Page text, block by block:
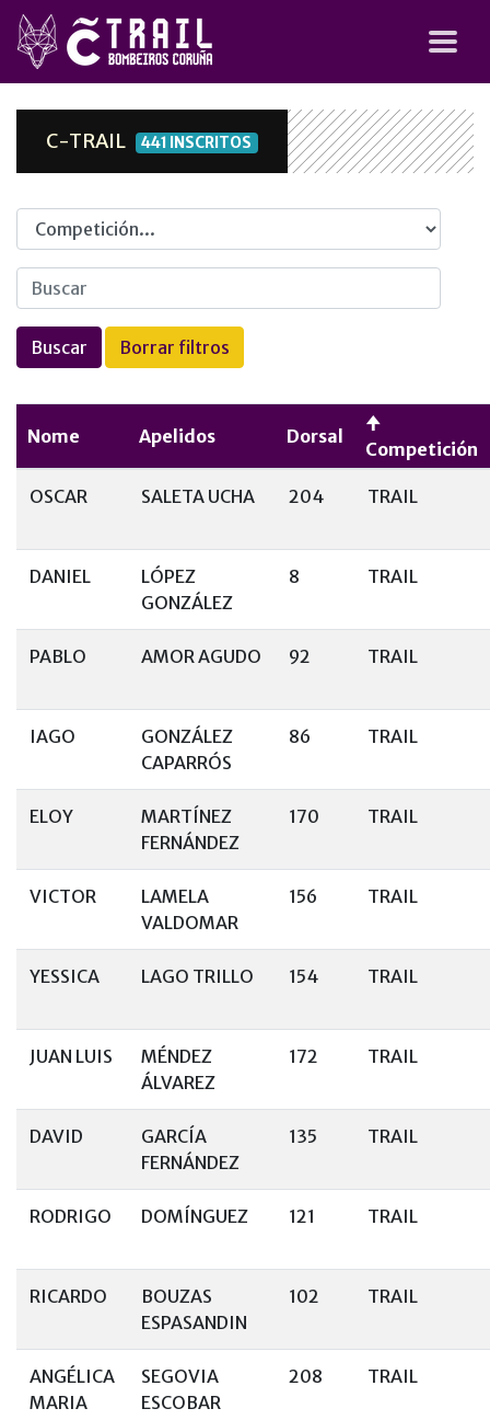
C-TRAIL 441 INSCRITOS
Competicion
Nome Apelidos Dorsal
Competición
OSCAR SALETA UCHA 204 TRAIL
DANIEL
LÓPEZ
GONZÁLEZ
8 TRAIL
PABLO AMOR AGUDO 92 TRAIL
IAGO
GONZÁLEZ
CAPARRÓS
86 TRAIL
ELOY
MARTÍNEZ
FERNÁNDEZ
170 TRAIL
VICTOR
LAMELA
VALDOMAR
156 TRAIL
YESSICA LAGO TRILLO 154 TRAIL
JUAN LUIS
MÉNDEZ
ÁLVAREZ
172 TRAIL
DAVID
GARCÍA
FERNÁNDEZ
135 TRAIL
RODRIGO DOMÍNGUEZ 121 TRAIL
RICARDO
BOUZAS
ESPASANDIN
102 TRAIL
ANGÉLICA
MARIA
SEGOVIA
ESCOBAR
208 TRAIL